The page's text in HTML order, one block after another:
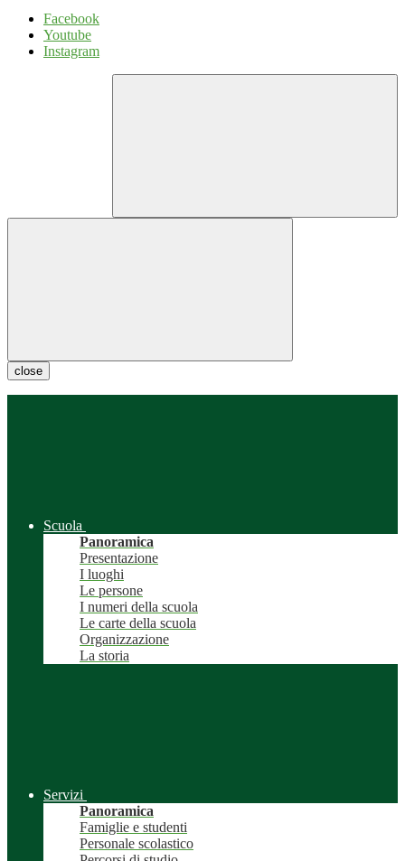
Facebook
Youtube
Instagram
close
Scuola
Panoramica
Presentazione
I luoghi
Le persone
I numeri della scuola
Le carte della scuola
Organizzazione
La storia
Servizi
Panoramica
Famiglie e studenti
Personale scolastico